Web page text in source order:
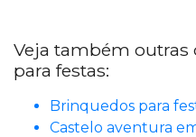
Veja também
para festas:
Brinquedos para
Castelo aventura